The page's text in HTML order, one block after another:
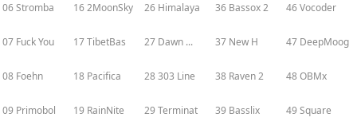
06 Stromba 16 2MoonSky 26 Himalaya 36 Bassox 2 46 Vocoder
07 Fuck You 17 TibetBas 27 Dawn ... 37 New H 47 DeepMoog
08 Foehn 18 Pacifica 28 303 Line 38 Raven 2 48 OBMx
09 Primobol 19 RainNite 29 Terminat 39 Basslix 49 Square